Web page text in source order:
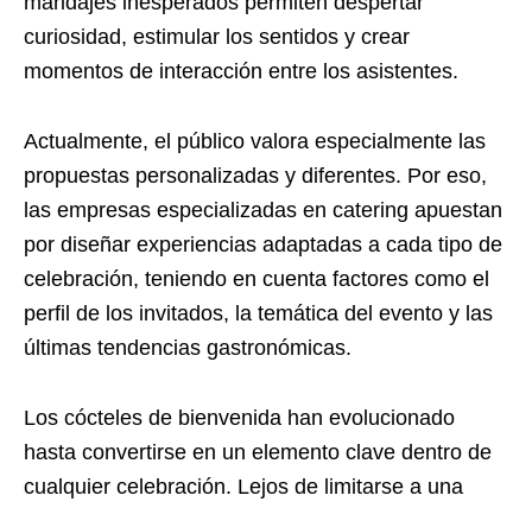
curiosidad, estimular los sentidos y crear
momentos de interacción entre los asistentes.
Actualmente, el público valora especialmente las
propuestas personalizadas y diferentes. Por eso,
las empresas especializadas en catering apuestan
por diseñar experiencias adaptadas a cada tipo de
celebración, teniendo en cuenta factores como el
perfil de los invitados, la temática del evento y las
últimas tendencias gastronómicas.
Los cócteles de bienvenida han evolucionado
hasta convertirse en un elemento clave dentro de
cualquier celebración. Lejos de limitarse a una